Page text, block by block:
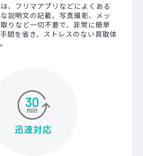
、フリマアプリなどによくある
説明文の記載、写真撮影、メッ
りなど一切不要で、非常に簡単
間を省き、ストレスのない買取体
迅速対応